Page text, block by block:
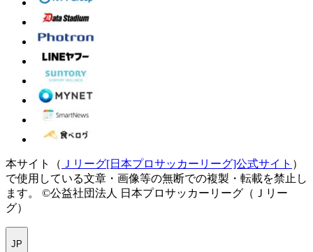
本サイト（ Ｊリーグ[日本プロサッカーリーグ]公式サイト ）
で使用している文章・画像等の無断での複製・転載を禁止し
ます。
©公益社団法人 日本プロサッカーリーグ（Ｊリー
グ）
JP